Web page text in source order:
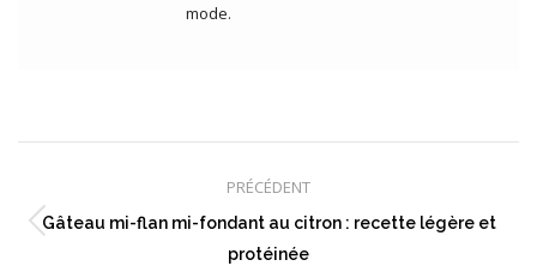
mode.
PRÉCÉDENT
Article
précédent
Gâteau mi-flan mi-fondant au citron : recette légère et
protéinée